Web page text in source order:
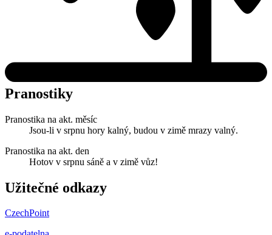
Pranostiky
Pranostika na akt. měsíc
Jsou-li v srpnu hory kalný, budou v zimě mrazy valný.
Pranostika na akt. den
Hotov v srpnu sáně a v zimě vůz!
Užitečné odkazy
CzechPoint